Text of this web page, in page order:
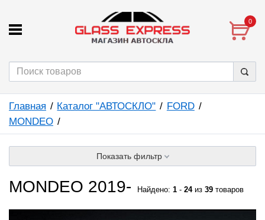
0
Главная Каталог "АВТОСКЛО"
FORD
MONDEO
Показать фильтр
MONDEO 2019- Найдено: 1 - 24из 39 товаров